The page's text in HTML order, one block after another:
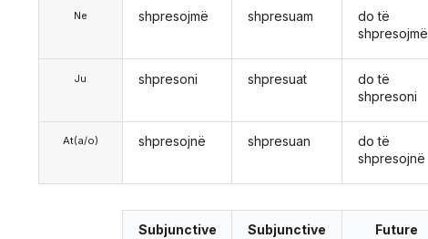
Ne
Ju
At(a/o)
shpresojmë
shpresoni
shpresojnë
shpresuam
shpresuat
shpresuan
do të
shpresojmë
do të
shpresoni
do të
shpresojnë
Subjunctive
Subjunctive
Future